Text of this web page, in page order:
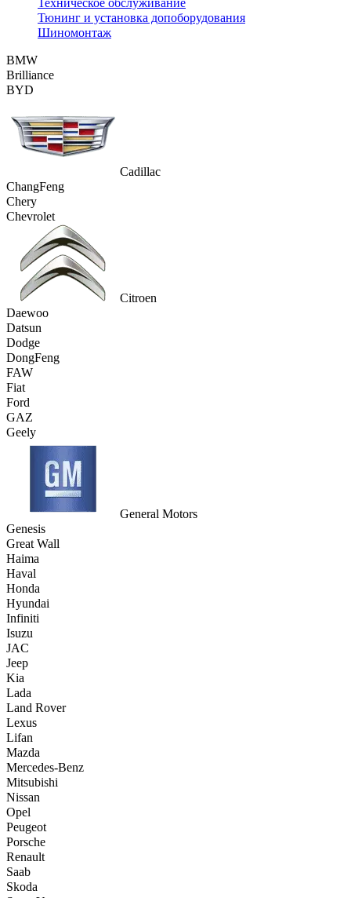
Тюнинг и установка допоборудования
Шиномонтаж
BMW
Brilliance
BYD
Cadillac
ChangFeng
Chery
Chevrolet
Citroen
Daewoo
Datsun
Dodge
DongFeng
FAW
Fiat
Ford
GAZ
Geely
General Motors
Genesis
Great Wall
Haima
Haval
Honda
Hyundai
Infiniti
Isuzu
JAC
Jeep
Kia
Lada
Land Rover
Lexus
Lifan
Mazda
Mercedes-Benz
Mitsubishi
Nissan
Opel
Peugeot
Porsche
Renault
Saab
Skoda